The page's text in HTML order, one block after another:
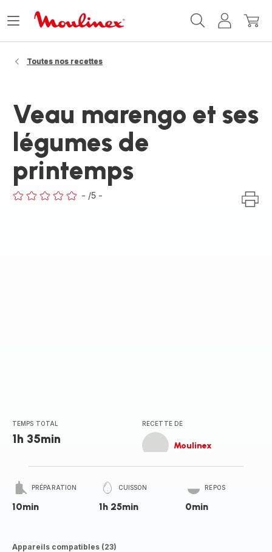
MonMon
Ouvrir
Toutes nos recettes
Veau marengo et ses
légumes de
printemps
- /5 -
TEMPS TOTAL
1h 35min
RECETTE DE
Moulinex
PRÉPARATION
10min
CUISSON
1h 25min
REPOS
0min
Appareils compatibles (23)